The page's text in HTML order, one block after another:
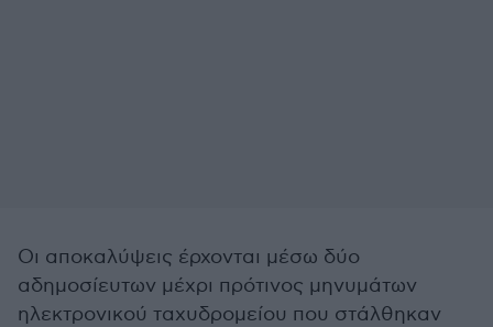
Οι αποκαλύψεις έρχονται μέσω δύο
αδημοσίευτων μέχρι πρότινος μηνυμάτων
ηλεκτρονικού ταχυδρομείου που στάλθηκαν